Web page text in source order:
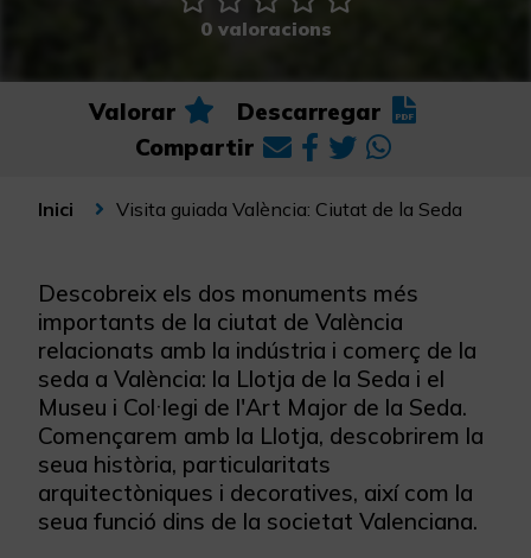
Experiències Setmana Santa
0 valoracions
Valorar
Descarregar
Compartir
Inici Visita guiada València: Ciutat de la Seda
Descobreix els dos monuments més
importants de la ciutat de València
relacionats amb la indústria i comerç de la
seda a València: la Llotja de la Seda i el
Museu i Col·legi de l'Art Major de la Seda.
Començarem amb la Llotja, descobrirem la
seua història, particularitats
arquitectòniques i decoratives, així com la
seua funció dins de la societat Valenciana.